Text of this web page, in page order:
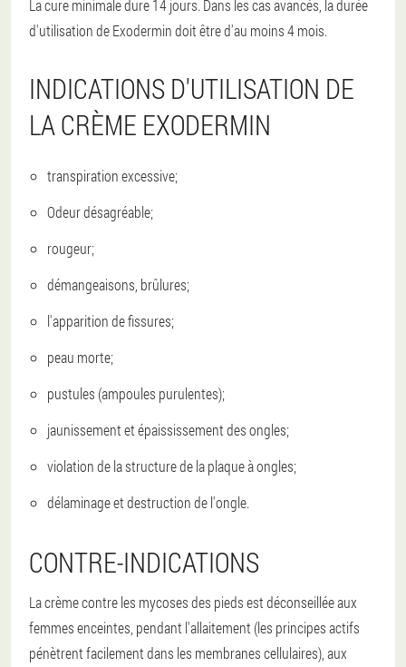
La cure minimale dure 14 jours. Dans les cas avancés, la durée
d'utilisation de Exodermin doit être d'au moins 4 mois.
INDICATIONS D'UTILISATION DE
LA CRÈME EXODERMIN
transpiration excessive;
Odeur désagréable;
rougeur;
démangeaisons, brûlures;
l'apparition de fissures;
peau morte;
pustules (ampoules purulentes);
jaunissement et épaississement des ongles;
violation de la structure de la plaque à ongles;
délaminage et destruction de l'ongle.
CONTRE-INDICATIONS
La crème contre les mycoses des pieds est déconseillée aux
femmes enceintes, pendant l'allaitement (les principes actifs
pénètrent facilement dans les membranes cellulaires), aux